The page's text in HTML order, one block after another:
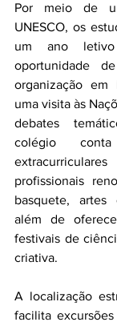
Por meio de
UNESCO, os
um ano
oportunidade
organização em
uma visita às
debates
colégio
profissionais
basquete, artes
além de
festivais de
criativa.
A localização
facilita